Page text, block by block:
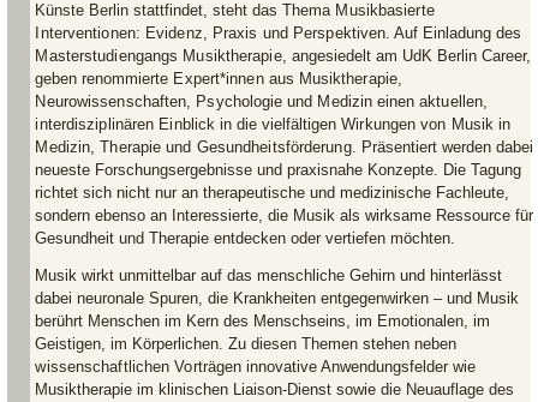
Künste Berlin stattfindet, steht das Thema Musikbasierte
Interventionen: Evidenz, Praxis und Perspektiven. Auf Einladung des
Masterstudiengangs Musiktherapie, angesiedelt am UdK Berlin Career,
geben renommierte Expert*innenaus Musiktherapie,
Neurowissenschaften, Psychologie und Medizin einenaktuellen,
interdisziplinären Einblickin die vielfältigenWirkungen von Musik in
Medizin, Therapie und Gesundheitsförderung. Präsentiert werden dabei
neueste Forschungsergebnisse und praxisnahe Konzepte. Die Tagung
richtet sich nicht nur an therapeutische und medizinische Fachleute,
sondern ebenso an Interessierte, die Musik als wirksame Ressource für
Gesundheit und Therapie entdecken oder vertiefen möchten.
Musik wirkt unmittelbar auf das menschliche Gehirn und hinterlässt
dabei neuronale Spuren, die Krankheiten entgegenwirken – und Musik
berührt Menschen im Kern des Menschseins, im Emotionalen, im
Geistigen, im Körperlichen. Zu diesen Themen stehen neben
wissenschaftlichen Vorträgen innovative Anwendungsfelder wie
Musiktherapie im klinischen Liaison-Dienst sowie die Neuauflage des